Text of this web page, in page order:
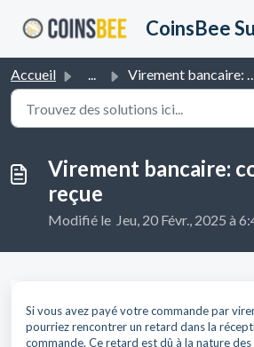
CoinsBee
Accueil ... Virement bancaire: commande non reçue
Virement bancaire:
reçue
Modifié le Jeu, 20 Févr., 2025 à
Si vous avez payé votre commande par
pourriez rencontrer un retard dans la
commande. Ce retard est dû à la nature